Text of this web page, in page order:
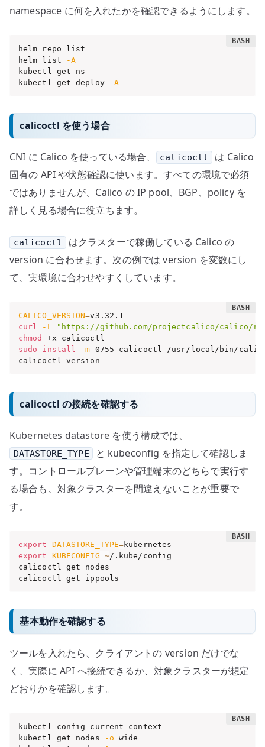
namespace に何を入れたかを確認できるようにします。
helm repo list
helm list
-A
kubectl get ns
kubectl get deploy
-A
calicoctl を使う場合
CNI に Calico を使っている場合、 calicoctl
は Calico
固有の API や状態確認に使います。すべての環境で必須
ではありませんが、Calico の IP pool、BGP、policy を
詳しく見る場合に役立ちます。
calicoctl
はクラスターで稼働している Calico の
version に合わせます。次の例では version を変数にし
て、実環境に合わせやすくしています。
CALICO_VERSION=
curl
-L
"https://github.com/projectcalico/calico/
chmod
sudo
install -m 0755 calicoctl /usr/local/bin/
calicoctl version
calicoctl の接続を確認する
Kubernetes datastore を使う構成では、
DATASTORE_TYPE
と kubeconfig を指定して確認しま
す。コントロールプレーンや管理端末のどちらで実行す
る場合も、対象クラスターを間違えないことが重要で
す。
export DATASTORE_TYPE=
export
KUBECONFIG=~/.kube/config
calicoctl get nodes
calicoctl get ippools
基本動作を確認する
ツールを入れたら、クライアントの version だけでな
く、実際に API へ接続できるか、対象クラスターが想定
どおりかを確認します。
kubectl config current-context
kubectl get nodes
-o wide